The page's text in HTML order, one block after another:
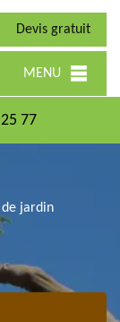
Devis gratuit
MENU
77
jardin